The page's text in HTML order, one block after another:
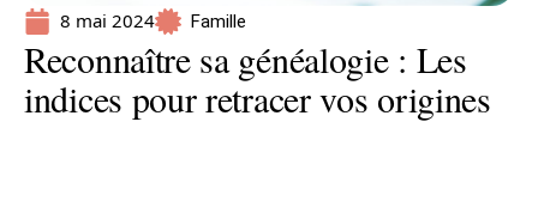
8 mai 2024 Famille
Reconnaître sa généalogie : Les
indices pour retracer vos origines